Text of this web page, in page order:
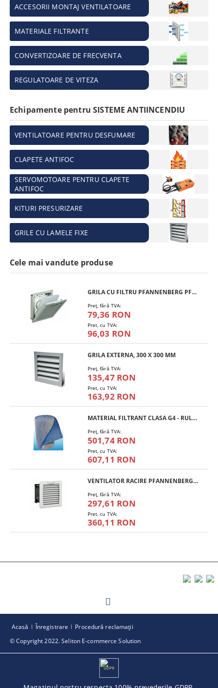
ACCESORII MONTAJ VENTILATOARE
MATERIALE FILTRANTE
CONVERTIZOARE DE FRECVENTA
REGULATOARE DE VITEZA
Echipamente pentru SISTEME ANTIINCENDIU
VENTILATOARE PENTRU DESFUMARE
CLAPETE ANTIFOC
SERVOMOTOARE PENTRU CLAPETE
ANTIFOC
KITURI PRESURIZARE
GRILE CU LAMELE FIXE
Cele mai vandute produse
GRILA CU FILTRU PFANNENBERG PFA 10.000
Preţ, fără TVA:
79,36 RON
Pret, cu TVA:
96,03 RON
GRILA EXTERNA, 300 X 300 MM
Preţ, fără TVA:
135,47 RON
Pret, cu TVA:
163,92 RON
MATERIAL FILTRANT CLASA G4 - RULOU
Preţ, fără TVA:
501,74 RON
Pret, cu TVA:
607,11 RON
VENTILATOR RACIRE PFANNENBERG PF 11.000
Preţ, fără TVA:
297,61 RON
Pret, cu TVA:
360,11 RON
© Copyright 2022. Seliton E-commerce Solution
Acasă Înregistrare Procedură reclamaţii
GDPR